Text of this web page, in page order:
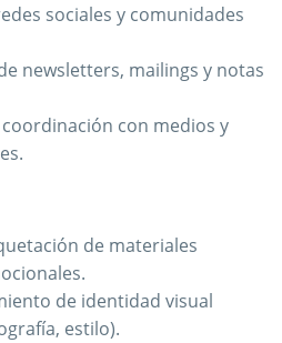
sociales y comunidades
newsletters, mailings y notas
con medios y
de materiales
de identidad visual
estilo).